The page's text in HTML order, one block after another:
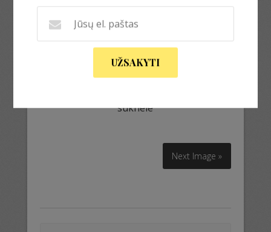
suknele
Next Image »
UŽSAKYTI